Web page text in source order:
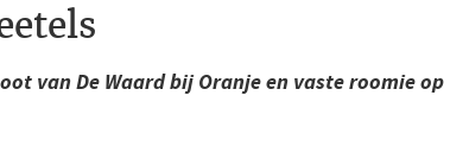
van De Waard bij Oranje en vaste roomie op